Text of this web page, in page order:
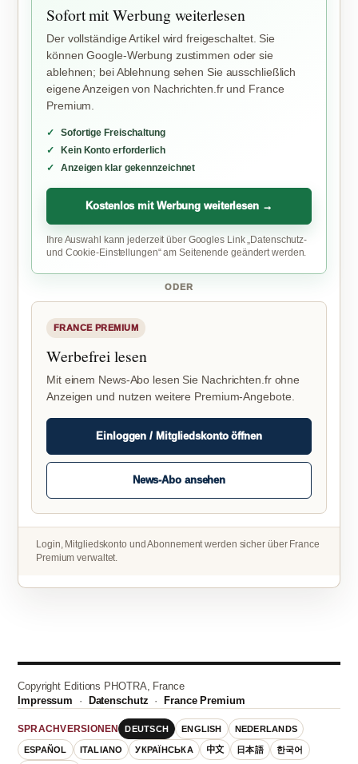
Sofort mit Werbung weiterlesen
Der vollständige Artikel wird freigeschaltet. Sie
können Google-Werbung zustimmen oder sie
ablehnen; bei Ablehnung sehen Sie ausschließlich
eigene Anzeigen von Nachrichten.fr und France
Premium.
Sofortige Freischaltung
Kein Konto erforderlich
Anzeigen klar gekennzeichnet
Kostenlos mit Werbung weiterlesen →
Ihre Auswahl kann jederzeit über Googles Link „Datenschutz-
und Cookie-Einstellungen“ am Seitenende geändert werden.
ODER
FRANCE PREMIUM
Werbefrei lesen
Mit einem News-Abo lesen Sie Nachrichten.fr ohne
Anzeigen und nutzen weitere Premium-Angebote.
Einloggen / Mitgliedskonto öffnen
News-Abo ansehen
Login, Mitgliedskonto und Abonnement werden sicher über France
Premium verwaltet.
Copyright Editions PHOTRA, France
Impressum · Datenschutz · France Premium
SPRACHVERSIONEN DEUTSCH ENGLISH NEDERLANDS
ESPAÑOL ITALIANO УКРАЇНСЬКА 中文 日本語 한국어